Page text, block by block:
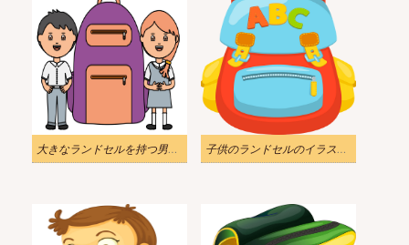
大きなランドセルを持つ男の子と女の子のイラスト png 子供のランドセルのイラスト PNG透過